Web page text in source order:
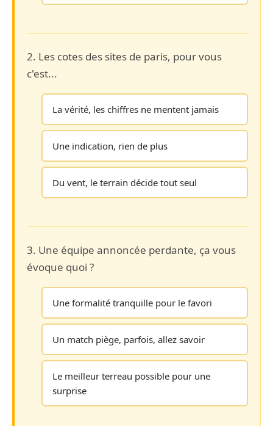
2. Les cotes des sites de paris, pour vous
c'est...
La vérité, les chiffres ne mentent jamais
Une indication, rien de plus
Du vent, le terrain décide tout seul
3. Une équipe annoncée perdante, ça vous
évoque quoi ?
Une formalité tranquille pour le favori
Un match piège, parfois, allez savoir
Le meilleur terreau possible pour une
surprise